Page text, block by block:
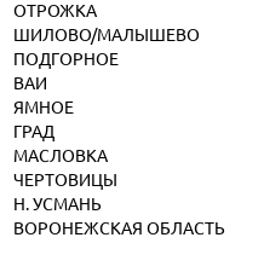
ОТРОЖКА
ШИЛОВО/МАЛЫШЕВО
ПОДГОРНОЕ
ВАИ
ЯМНОЕ
ГРАД
МАСЛОВКА
ЧЕРТОВИЦЫ
Н. УСМАНЬ
ВОРОНЕЖСКАЯ ОБЛАСТЬ